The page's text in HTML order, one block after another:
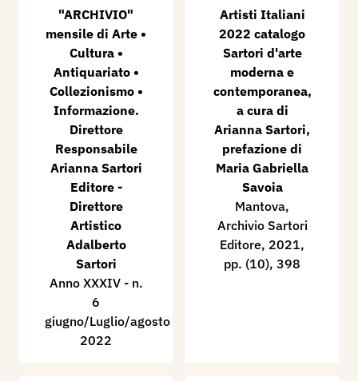
"ARCHIVIO"
mensile di Arte •
Cultura •
Antiquariato •
Collezionismo •
Informazione.
Direttore
Responsabile
Arianna Sartori
Editore -
Direttore
Artistico
Adalberto
Sartori
Anno XXXIV - n.
6
giugno/Luglio/agosto
2022
Artisti Italiani
2022 catalogo
Sartori d'arte
moderna e
contemporanea,
a cura di
Arianna Sartori,
prefazione di
Maria Gabriella
Savoia
Mantova,
Archivio Sartori
Editore, 2021,
pp. (10), 398